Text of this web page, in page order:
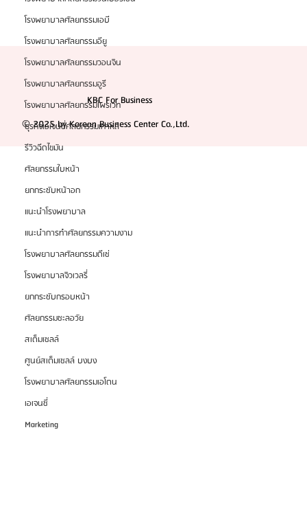
โรงพยาบาลศัลยกรรมเอบี
โรงพยาบาลศัลยกรรมอียู
โรงพยาบาลศัลยกรรมวอนจิน
โรงพยาบาลศัลยกรรมอูรี
โรงพยาบาลศัลยกรรมไพรเวท
ธุรกิจเอเจนซี่ศัลยกรรมเกาหลี
รีวิวฉีดไขมัน
ศัลยกรรมใบหน้า
ยกกระชับหน้าอก
แนะนำโรงพยาบาล
แนะนำการทำศัลยกรรมความงาม
โรงพยาบาลศัลยกรรมดีเซ่
โรงพยาบาลจิวเวลรี่
ยกกระชับกรอบหน้า
ศัลยกรรมชะลอวัย
สเต็มเซลล์
ศูนย์สเต็มเซลล์ บงบง
โรงพยาบาลศัลยกรรมเอโตน
เอเจนซี่
Marketing
KBC For Business
© 2025 by Korean Business Center Co.,Ltd.